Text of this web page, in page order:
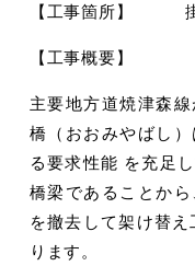
【工事箇所】 掛
【工事概要】
主要地方道焼津森
橋（おおみやばし
る要求性能 を充足
橋梁であることか
を撤去して架け替
ります。